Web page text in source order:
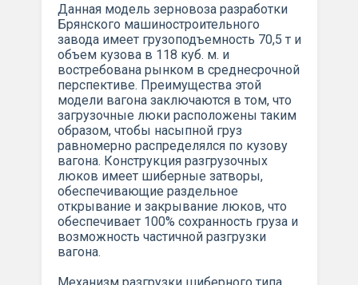
Данная модель зерновоза разработки
Брянского машиностроительного
завода имеет грузоподъемность 70,5 т и
объем кузова в 118 куб. м. и
востребована рынком в среднесрочной
перспективе. Преимущества этой
модели вагона заключаются в том, что
загрузочные люки расположены таким
образом, чтобы насыпной груз
равномерно распределялся по кузову
вагона. Конструкция разгрузочных
люков имеет шиберные затворы,
обеспечивающие раздельное
открывание и закрывание люков, что
обеспечивает 100% сохранность груза и
возможность частичной разгрузки
вагона.